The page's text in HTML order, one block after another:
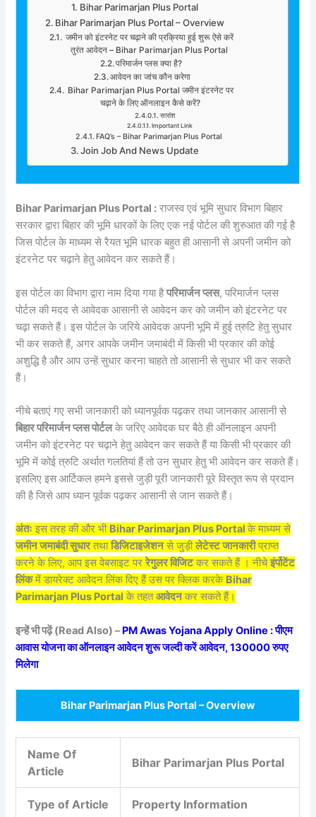
Bihar Parimarjan Plus Portal
Bihar Parimarjan Plus Portal – Overview
जमीन को इंटरनेट पर चढ़ाने की प्रक्रिया हुई शुरू ऐसे करें
तुरंत आवेदन – Bihar Parimarjan Plus Portal
परिमार्जन प्लस क्या है?
आवेदन का जांच कौन करेगा
Bihar Parimarjan Plus Portal जमीन इंटरनेट पर
चढ़ाने के लिए ऑनलाइन कैसे करें?
सारांश
Important Link
FAQ’s – Bihar Parimarjan Plus Portal
Join Job And News Update
Bihar Parimarjan Plus Portal : राजस्व एवं भूमि सुधार विभाग बिहार
सरकार द्वारा बिहार की भूमि धारकों के लिए एक नई पोर्टल की शुरुआत की गई है
जिस पोर्टल के माध्यम से रैयत भूमि धारक बहुत ही आसानी से अपनी जमीन को
इंटरनेट पर चढ़ाने हेतु आवेदन कर सकते हैं।
इस पोर्टल का विभाग द्वारा नाम दिया गया हैपरिमार्जन प्लस, परिमार्जन प्लस
पोर्टल की मदद से आवेदक आसानी से आवेदन कर को जमीन को इंटरनेट पर
चढ़ा सकते हैं। इस पोर्टल के जरिये आवेदक अपनी भूमि में हुई त्रुटि हेतु सुधार
भी कर सकते हैं, अगर आपके जमीन जमाबंदी में किसी भी प्रकार की कोई
अशुद्धि है और आप उन्हें सुधार करना चाहते तो आसानी से सुधार भी कर सकते
हैं।
नीचे बताएं गए सभी जानकारी को ध्यानपूर्वक पढ़कर तथा जानकार आसानी से
बिहार परिमार्जन प्लस पोर्टलके जरिए आवेदक घर बैठे ही ऑनलाइन अपनी
जमीन को इंटरनेट पर चढ़ाने हेतु आवेदन कर सकते हैं या किसी भी प्रकार की
भूमि में कोई त्रुटि अर्थात गलतियां हैं तो उन सुधार हेतु भी आवेदन कर सकते हैं।
इसलिए इस आर्टिकल हमने इससे जुड़ी पूरी जानकारी पूरे विस्तृत रूप से प्रदान
की है जिसे आप ध्यान पूर्वक पढ़कर आसानी से जान सकते हैं।
अंतः इस तरह की और भी Bihar Parimarjan Plus Portalके माध्यम से
जमीन जमाबंदी सुधारतथाडिजिटाइजेशनसे जुड़ीलेटेस्ट जानकारीप्राप्त
करने के लिए, आप इस वेबसाइट पररेगुलर विजिटकर सकते हैं । नीचेइंर्पोटेंट
लिंकमें डायरेक्ट आवेदन लिंक दिए हैं उस पर क्लिक करके Bihar
Parimarjan Plus Portal के तहतआवेदनकर सकते हैं।
इन्हें भी पढ़ें (Read Also) –PM Awas Yojana Apply Online : पीएम
आवास योजना का ऑनलाइन आवेदन शुरू जल्दी करें आवेदन, 130000 रुपए
मिलेगा
Bihar Parimarjan Plus Portal – Overview
Name Of
Article
Bihar Parimarjan Plus Portal
Type of Article Property Information